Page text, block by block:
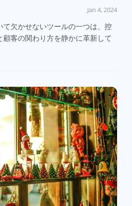
Jan 4, 2024
て欠かせないツールの一つは、控
顧客の関わり方を静かに革新して